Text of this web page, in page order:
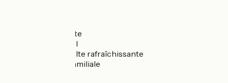
- montage à la carte
- achat de matériel
- terrasse pour halte rafraîchissante
- Cyclo- Balade Familiale